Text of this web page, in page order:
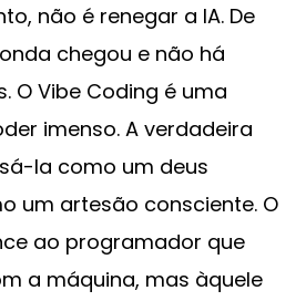
não é renegar a IA. De
chegou e não há
O Vibe Coding é uma
imenso. A verdadeira
la como um deus
um artesão consciente. O
ao programador que
a máquina, mas àquele